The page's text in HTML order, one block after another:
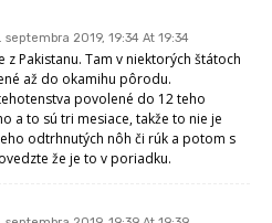
septembra 2019, 19:34 At 19:34
z Pakistanu. Tam v niektorých štátoch
až do okamihu pôrodu.
povolené do 12 teho
a to sú tri mesiace, takže to nie je
odtrhnutých nôh či rúk a potom s
že je to v poriadku.